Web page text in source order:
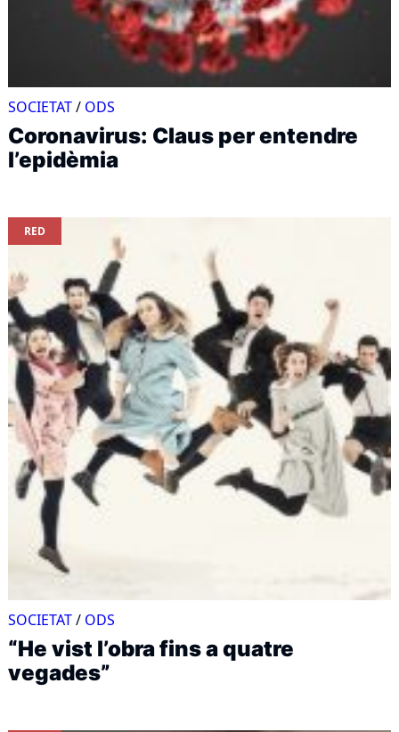
SOCIETAT/ ODS
Coronavirus: Claus per entendre
l’epidèmia
RED
SOCIETAT/ ODS
“He vist l’obra fins a quatre
vegades”